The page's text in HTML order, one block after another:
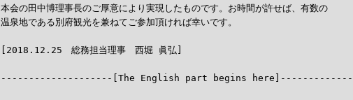
本会の田中博理事長のご厚意により実現したものです。お時間が許せば、有数の
温泉地である別府観光を兼ねてご参加頂ければ幸いです。
--------------------[The English part begins